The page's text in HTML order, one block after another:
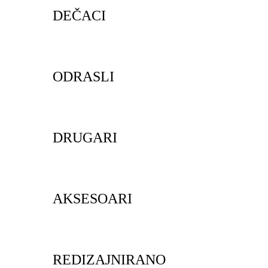
DEČACI
ODRASLI
DRUGARI
AKSESOARI
REDIZAJNIRANO